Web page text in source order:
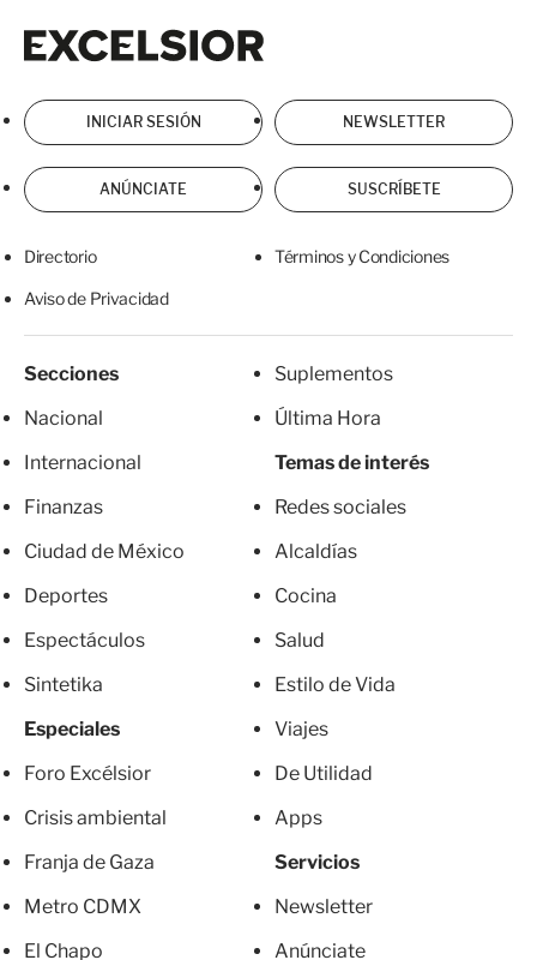
INICIAR SESIÓN NEWSLETTER
ANÚNCIATE SUSCRÍBETE
Directorio Términos y Condiciones
Aviso de Privacidad
Secciones
Nacional
Internacional
Finanzas
Ciudad de México
Deportes
Espectáculos
Sintetika
Especiales
Foro Excélsior
Crisis ambiental
Franja de Gaza
Metro CDMX
El Chapo
Suplementos
Última Hora
Temas de interés
Redes sociales
Alcaldías
Cocina
Salud
Estilo de Vida
Viajes
De Utilidad
Apps
Servicios
Newsletter
Anúnciate